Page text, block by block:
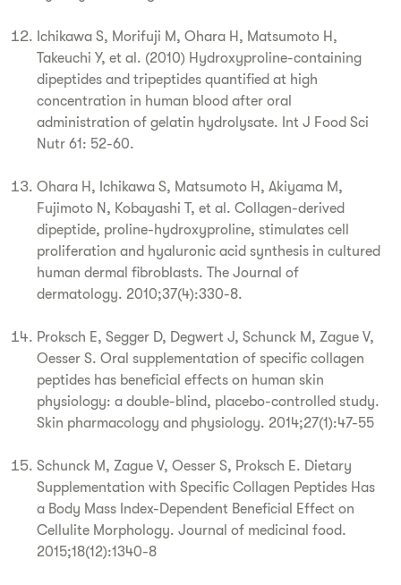
Ichikawa S, Morifuji M, Ohara H, Matsumoto H,
Takeuchi Y, et al. (2010) Hydroxyproline-containing
dipeptides and tripeptides quantified at high
concentration in human blood after oral
administration of gelatin hydrolysate. Int J Food Sci
Nutr 61: 52-60.
Ohara H, Ichikawa S, Matsumoto H, Akiyama M,
Fujimoto N, Kobayashi T, et al. Collagen-derived
dipeptide, proline-hydroxyproline, stimulates cell
proliferation and hyaluronic acid synthesis in cultured
human dermal fibroblasts. The Journal of
dermatology. 2010;37(4):330-8.
Proksch E, Segger D, Degwert J, Schunck M, Zague V,
Oesser S. Oral supplementation of specific collagen
peptides has beneficial effects on human skin
physiology: a double-blind, placebo-controlled study.
Skin pharmacology and physiology. 2014;27(1):47-55
Schunck M, Zague V, Oesser S, Proksch E. Dietary
Supplementation with Specific Collagen Peptides Has
a Body Mass Index-Dependent Beneficial Effect on
Cellulite Morphology. Journal of medicinal food.
2015;18(12):1340-8